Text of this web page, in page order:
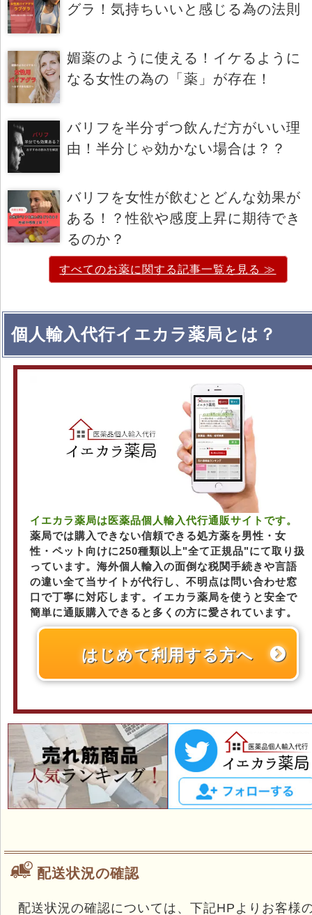
グラ！気持ちいいと感じる為の法則
媚薬のように使える！イケるように
なる女性の為の「薬」が存在！
バリフを半分ずつ飲んだ方がいい理
由！半分じゃ効かない場合は？？
バリフを女性が飲むとどんな効果が
ある！？性欲や感度上昇に期待でき
るのか？
すべてのお薬に関する記事一覧を見る ≫
個人輸入代行イエカラ薬局とは？
イエカラ薬局は医薬品個人輸入代行通販サイトです。
薬局では購入できない信頼できる処方薬を男性・女
性・ペット向けに250種類以上"全て正規品"にて取り扱
っています。海外個人輸入の面倒な税関手続きや言語
の違い全て当サイトが代行し、不明点は問い合わせ窓
口で丁寧に対応します。イエカラ薬局を使うと安全で
簡単に通販購入できると多くの方に愛されています。
はじめて利用する方へ
配送状況の確認
配送状況の確認については、下記HPよりお客様